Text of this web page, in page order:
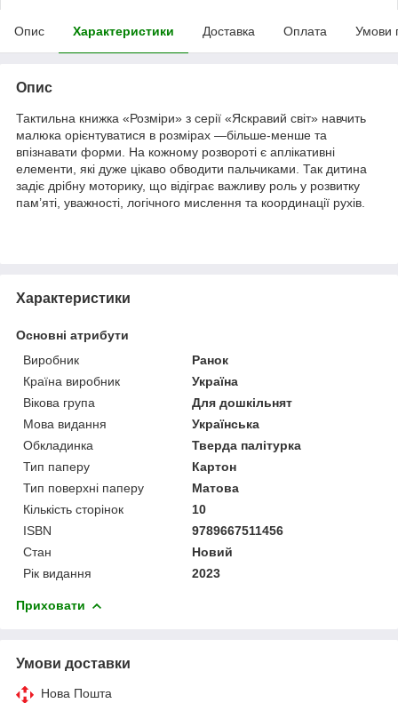
Опис Характеристики Доставка Оплата Умови
Опис
Тактильна книжка «Розміри» з серії «Яскравий світ» навчить
малюка орієнтуватися в розмірах —більше-менше та
впізнавати форми. На кожному розвороті є аплікативні
елементи, які дуже цікаво обводити пальчиками. Так дитина
задіє дрібну моторику, що відіграє важливу роль у розвитку
пам’яті, уважності, логічного мислення та координації рухів.
Характеристики
Основні атрибути
Виробник
Ранок
Країна виробник
Україна
Вікова група
Для дошкільнят
Мова видання
Українська
Обкладинка
Тверда палітурка
Тип паперу
Картон
Тип поверхні паперу
Матова
Кількість сторінок
10
ISBN
9789667511456
Стан
Новий
Рік видання
2023
Приховати
Умови доставки
Нова Пошта